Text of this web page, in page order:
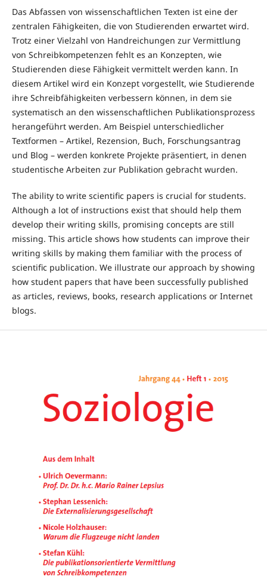
Das Abfassen von wissenschaftlichen Texten ist eine der
zentralen Fähigkeiten, die von Studierenden erwartet wird.
Trotz einer Vielzahl von Handreichungen zur Vermittlung
von Schreibkompetenzen fehlt es an Konzepten, wie
Studierenden diese Fähigkeit vermittelt werden kann. In
diesem Artikel wird ein Konzept vorgestellt, wie Studierende
ihre Schreibfähigkeiten verbessern können, in dem sie
systematisch an den wissenschaftlichen Publikationsprozess
herangeführt werden. Am Beispiel unterschiedlicher
Textformen – Artikel, Rezension, Buch, Forschungsantrag
und Blog – werden konkrete Projekte präsentiert, in denen
studentische Arbeiten zur Publikation gebracht wurden.
The ability to write scientific papers is crucial for students.
Although a lot of instructions exist that should help them
develop their writing skills, promising concepts are still
missing. This article shows how students can improve their
writing skills by making them familiar with the process of
scientific publication. We illustrate our approach by showing
how student papers that have been successfully published
as articles, reviews, books, research applications or Internet
blogs.